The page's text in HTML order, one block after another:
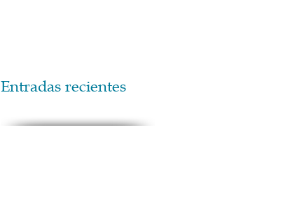
Entradas recientes